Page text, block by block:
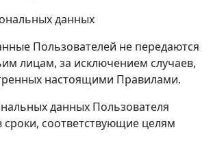
данных
Пользователей не передаются
лицам, за исключением случаев,
настоящими Правилами.
данных Пользователя
сроки, соответствующие целям